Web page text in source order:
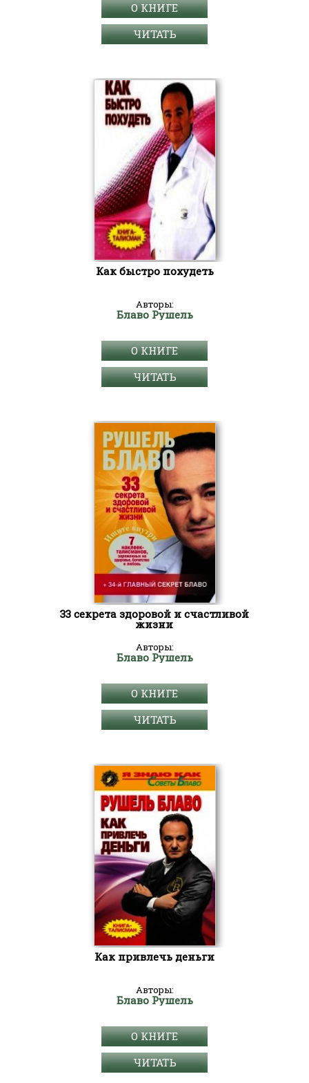
О КНИГЕ
ЧИТАТЬ
Как быстро похудеть
Авторы:
Блаво Рушель
О КНИГЕ
ЧИТАТЬ
33 секрета здоровой и счастливой
жизни
Авторы:
Блаво Рушель
О КНИГЕ
ЧИТАТЬ
Как привлечь деньги
Авторы:
Блаво Рушель
О КНИГЕ
ЧИТАТЬ